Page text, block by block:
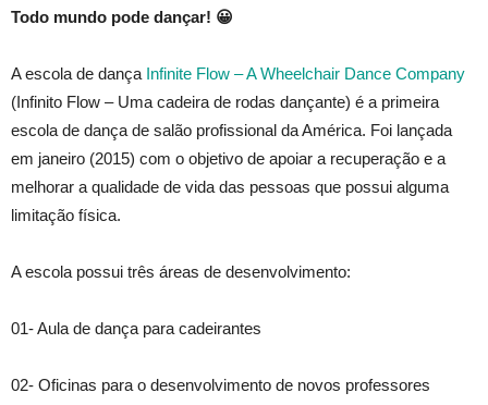
Todo mundo pode dançar! 😀
A escola de dança Infinite Flow – A Wheelchair Dance Company
(Infinito Flow – Uma cadeira de rodas dançante) é a primeira
escola de dança de salão profissional da América. Foi lançada
em janeiro (2015) com o objetivo de apoiar a recuperação e a
melhorar a qualidade de vida das pessoas que possui alguma
limitação física.
A escola possui três áreas de desenvolvimento:
01- Aula de dança para cadeirantes
02- Oficinas para o desenvolvimento de novos professores